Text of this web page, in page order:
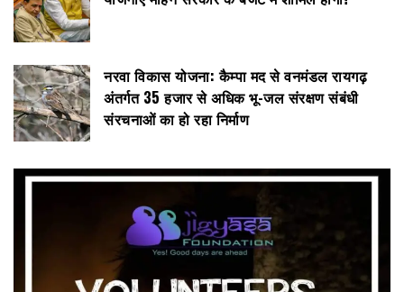
नरवा विकास योजना: कैम्पा मद से वनमंडल रायगढ़
अंतर्गत 35 हजार से अधिक भू-जल संरक्षण संबंधी
संरचनाओं का हो रहा निर्माण